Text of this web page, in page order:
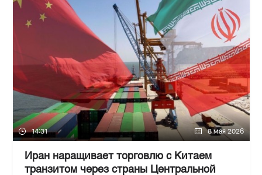
14:31 8 мая 2026
Иран наращивает торговлю с Китаем
транзитом через страны Центральной